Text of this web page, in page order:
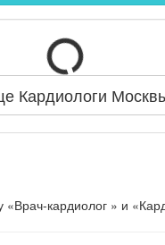
Кардиологи
«Врач-кардиолог » и